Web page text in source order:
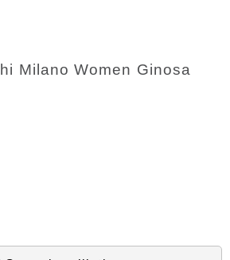
Milano Women Ginosa